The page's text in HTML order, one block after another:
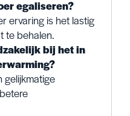
egaliseren?
ervaring is het lastig
te behalen.
bij het in
gelijkmatige